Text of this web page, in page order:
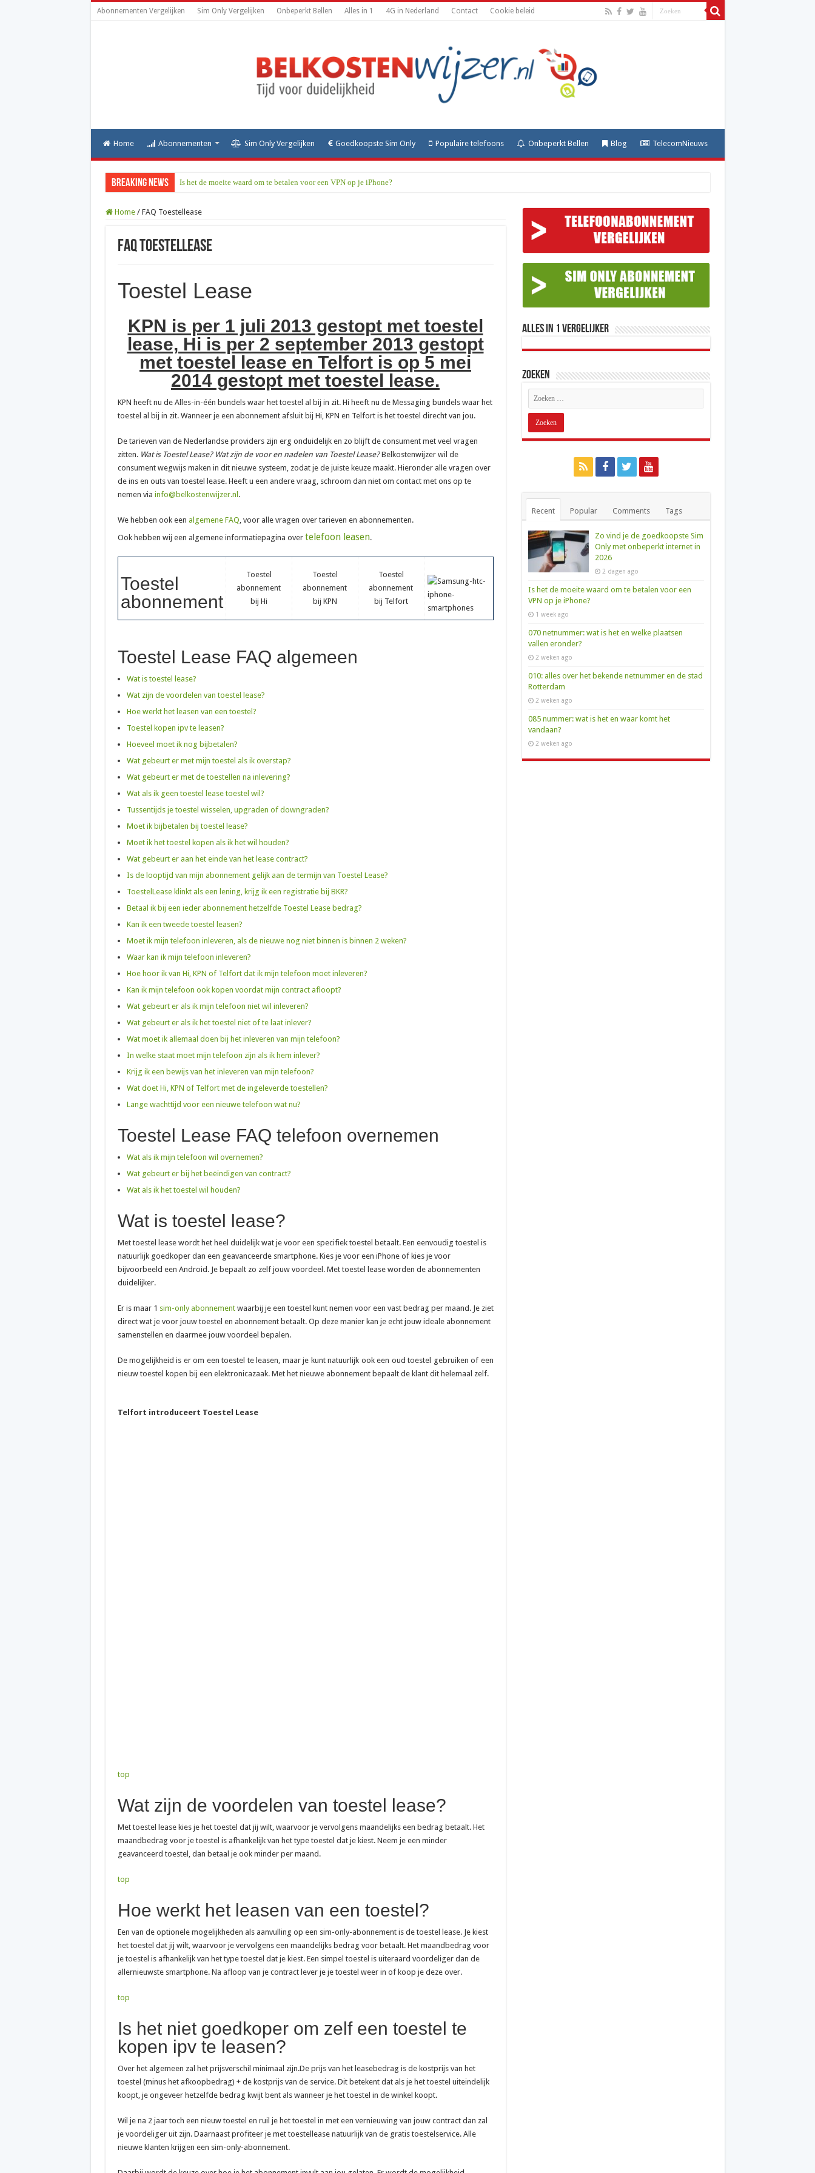
Abonnementen Vergelijken Sim Only Vergelijken Onbeperkt Bellen Alles in 1 4G in Nederland Contact Cookie beleid
Home Abonnementen Sim Only Vergelijken Goedkoopste Sim Only Populaire telefoons Onbeperkt Bellen Blog TelecomNieuws
Breaking News Is het de moeite waard om te betalen voor een VPN op je iPhone?
Home / FAQ Toestellease
FAQ Toestellease
Toestel Lease
KPN is per 1 juli 2013 gestopt met toestel
lease, Hi is per 2 september 2013 gestopt
met toestel lease en Telfort is op 5 mei
2014 gestopt met toestel lease.
KPN heeft nu de Alles-in-één bundels waar het toestel al bij in zit. Hi heeft nu de Messaging bundels waar het
toestel al bij in zit. Wanneer je een abonnement afsluit bij Hi, KPN en Telfort is het toestel direcht van jou.
De tarieven van de Nederlandse providers zijn erg onduidelijk en zo blijft de consument met veel vragen
zitten. Wat is Toestel Lease? Wat zijn de voor en nadelen van Toestel Lease?Belkostenwijzer wil de
consument wegwijs maken in dit nieuwe systeem, zodat je de juiste keuze maakt. Hieronder alle vragen over
de ins en outs van toestel lease. Heeft u een andere vraag, schroom dan niet om contact met ons op te
nemen via info@belkostenwijzer.nl .
We hebben ook een algemene FAQ, voor alle vragen over tarieven en abonnementen.
Ook hebben wij een algemene informatiepagina over telefoon leasen.
Toestel
abonnement
Toestel
abonnement
bij Hi
Toestel
abonnement
bij KPN
Toestel
abonnement
bij Telfort
Toestel Lease FAQ algemeen
Wat is toestel lease?
Wat zijn de voordelen van toestel lease?
Hoe werkt het leasen van een toestel?
Toestel kopen ipv te leasen?
Hoeveel moet ik nog bijbetalen?
Wat gebeurt er met mijn toestel als ik overstap?
Wat gebeurt er met de toestellen na inlevering?
Wat als ik geen toestel lease toestel wil?
Tussentijds je toestel wisselen, upgraden of downgraden?
Moet ik bijbetalen bij toestel lease?
Moet ik het toestel kopen als ik het wil houden?
Wat gebeurt er aan het einde van het lease contract?
Is de looptijd van mijn abonnement gelijk aan de termijn van Toestel Lease?
ToestelLease klinkt als een lening, krijg ik een registratie bij BKR?
Betaal ik bij een ieder abonnement hetzelfde Toestel Lease bedrag?
Kan ik een tweede toestel leasen?
Moet ik mijn telefoon inleveren, als de nieuwe nog niet binnen is binnen 2 weken?
Waar kan ik mijn telefoon inleveren?
Hoe hoor ik van Hi, KPN of Telfort dat ik mijn telefoon moet inleveren?
Kan ik mijn telefoon ook kopen voordat mijn contract afloopt?
Wat gebeurt er als ik mijn telefoon niet wil inleveren?
Wat gebeurt er als ik het toestel niet of te laat inlever?
Wat moet ik allemaal doen bij het inleveren van mijn telefoon?
In welke staat moet mijn telefoon zijn als ik hem inlever?
Krijg ik een bewijs van het inleveren van mijn telefoon?
Wat doet Hi, KPN of Telfort met de ingeleverde toestellen?
Lange wachttijd voor een nieuwe telefoon wat nu?
Toestel Lease FAQ telefoon overnemen
Wat als ik mijn telefoon wil overnemen?
Wat gebeurt er bij het beëindigen van contract?
Wat als ik het toestel wil houden?
Wat is toestel lease?
Met toestel lease wordt het heel duidelijk wat je voor een specifiek toestel betaalt. Een eenvoudig toestel is
natuurlijk goedkoper dan een geavanceerde smartphone. Kies je voor een iPhone of kies je voor
bijvoorbeeld een Android. Je bepaalt zo zelf jouw voordeel. Met toestel lease worden de abonnementen
duidelijker.
Er is maar 1 sim-only abonnementwaarbij je een toestel kunt nemen voor een vast bedrag per maand. Je ziet
direct wat je voor jouw toestel en abonnement betaalt. Op deze manier kan je echt jouw ideale abonnement
samenstellen en daarmee jouw voordeel bepalen.
De mogelijkheid is er om een toestel te leasen, maar je kunt natuurlijk ook een oud toestel gebruiken of een
nieuw toestel kopen bij een elektronicazaak. Met het nieuwe abonnement bepaalt de klant dit helemaal zelf.
Telfort introduceert Toestel Lease
top
Wat zijn de voordelen van toestel lease?
Met toestel lease kies je het toestel dat jij wilt, waarvoor je vervolgens maandelijks een bedrag betaalt. Het
maandbedrag voor je toestel is afhankelijk van het type toestel dat je kiest. Neem je een minder
geavanceerd toestel, dan betaal je ook minder per maand.
top
Hoe werkt het leasen van een toestel?
Een van de optionele mogelijkheden als aanvulling op een sim-only-abonnement is de toestel lease. Je kiest
het toestel dat jij wilt, waarvoor je vervolgens een maandelijks bedrag voor betaalt. Het maandbedrag voor
je toestel is afhankelijk van het type toestel dat je kiest. Een simpel toestel is uiteraard voordeliger dan de
allernieuwste smartphone. Na afloop van je contract lever je je toestel weer in of koop je deze over.
top
Is het niet goedkoper om zelf een toestel te
kopen ipv te leasen?
Over het algemeen zal het prijsverschil minimaal zijn.De prijs van het leasebedrag is de kostprijs van het
toestel (minus het afkoopbedrag) + de kostprijs van de service. Dit betekent dat als je het toestel uiteindelijk
koopt, je ongeveer hetzelfde bedrag kwijt bent als wanneer je het toestel in de winkel koopt.
Wil je na 2 jaar toch een nieuw toestel en ruil je het toestel in met een vernieuwing van jouw contract dan zal
je voordeliger uit zijn. Daarnaast profiteer je met toestellease natuurlijk van de gratis toestelservice. Alle
nieuwe klanten krijgen een sim-only-abonnement.
Alles in 1 Vergelijker
Zoeken
Recent Popular Comments Tags
Zo vind je de goedkoopste Sim
Only met onbeperkt internet in
2026
2 dagen ago
Is het de moeite waard om te betalen voor een
VPN op je iPhone?
1 week ago
070 netnummer: wat is het en welke plaatsen
vallen eronder?
2 weken ago
010: alles over het bekende netnummer en de stad
Rotterdam
2 weken ago
085 nummer: wat is het en waar komt het
vandaan?
2 weken ago